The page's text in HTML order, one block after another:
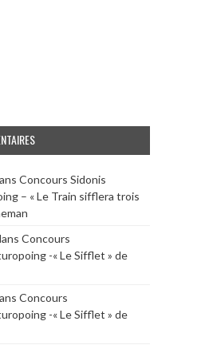
Concours Sidonis
– « Le Train sifflera trois
Concours
-« Le Sifflet » de
Concours
-« Le Sifflet » de